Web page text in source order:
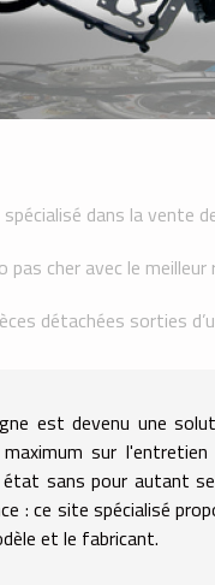
dans la vente
pas cher avec le
détachées sorties
est devenu une
sur
sans pour autant
: ce site spécialisé
et le fabricant.